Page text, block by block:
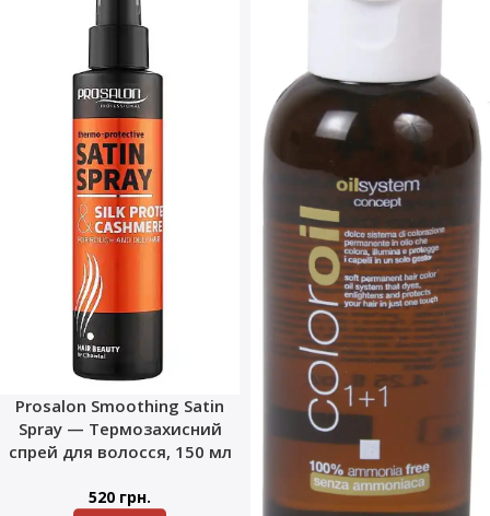
Prosalon Smoothing Satin
Spray — Термозахисний
спрей для волосся, 150 мл
520 грн.